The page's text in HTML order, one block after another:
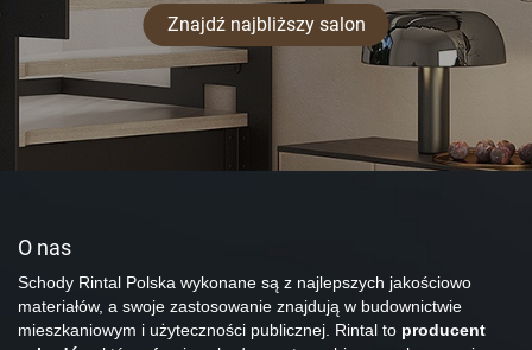
Znajdź najbliższy salon
O nas
Schody Rintal Polska wykonane są z najlepszych jakościowo
materiałów, a swoje zastosowanie znajdują w budownictwie
mieszkaniowym i użyteczności publicznej. Rintal to producent